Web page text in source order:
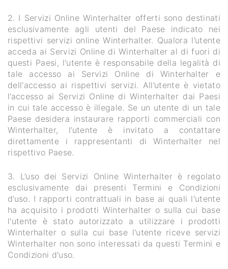
2. I Servizi Online Winterhalter offerti sono destinati
esclusivamente agli utenti del Paese indicato nei
rispettivi servizi online Winterhalter. Qualora l’utente
acceda ai Servizi Online di Winterhalter al di fuori di
questi Paesi, l'utente è responsabile della legalità di
tale accesso ai Servizi Online di Winterhalter e
dell'accesso ai rispettivi servizi. All’utente è vietato
l’accesso ai Servizi Online di Winterhalter dai Paesi
in cui tale accesso è illegale. Se un utente di un tale
Paese desidera instaurare rapporti commerciali con
Winterhalter, l’utente è invitato a contattare
direttamente i rappresentanti di Winterhalter nel
rispettivo Paese.
3. L’uso dei Servizi Online Winterhalter è regolato
esclusivamente dai presenti Termini e Condizioni
d’uso. I rapporti contrattuali in base ai quali l'utente
ha acquisito i prodotti Winterhalter o sulla cui base
l'utente è stato autorizzato a utilizzare i prodotti
Winterhalter o sulla cui base l'utente riceve servizi
Winterhalter non sono interessati da questi Termini e
Condizioni d'uso.